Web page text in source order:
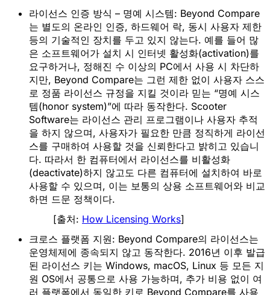
라이선스 인증 방식 – 명예 시스템: Beyond Compare
는 별도의 온라인 인증, 하드웨어 락, 동시 사용자 제한
등의 기술적인 장치를 두고 있지 않는다. 예를 들어 많
은 소프트웨어가 설치 시 인터넷 활성화(activation)를
요구하거나, 정해진 수 이상의 PC에서 사용 시 차단하
지만, Beyond Compare는 그런 제한 없이 사용자 스스
로 정품 라이선스 규정을 지킬 것이라 믿는 “명예 시스
템(honor system)”에 따라 동작한다. Scooter
Software는 라이선스 관리 프로그램이나 사용자 추적
을 하지 않으며, 사용자가 필요한 만큼 정직하게 라이선
스를 구매하여 사용할 것을 신뢰한다고 밝히고 있습니
다. 따라서 한 컴퓨터에서 라이선스를 비활성화
(deactivate)하지 않고도 다른 컴퓨터에 설치하여 바로
사용할 수 있으며, 이는 보통의 상용 소프트웨어와 비교
하면 드문 정책이다.
[출처: How Licensing Works]
크로스 플랫폼 지원:
운영체제에 종속되지 않고 동작한다. 2016년 이후 발급
된 라이선스 키는 Windows, macOS, Linux 등 모든 지
원 OS에서 공통으로 사용 가능하며, 추가 비용 없이 여
러 플랫폼에서 동일한 키로 Beyond Compare를 사용